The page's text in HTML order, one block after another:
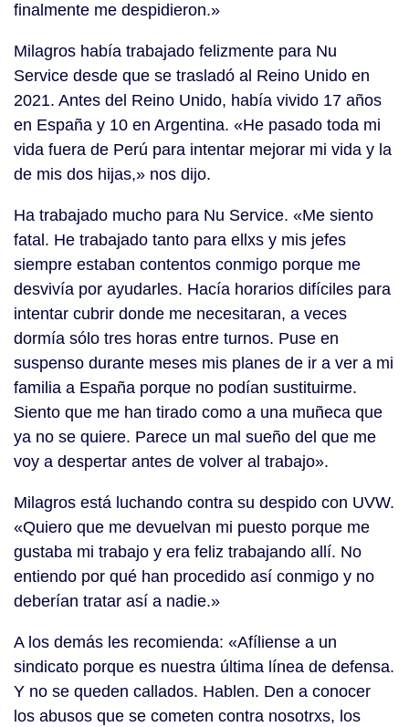
finalmente me despidieron.»
Milagros había trabajado felizmente para Nu
Service desde que se trasladó al Reino Unido en
2021. Antes del Reino Unido, había vivido 17 años
en España y 10 en Argentina. «He pasado toda mi
vida fuera de Perú para intentar mejorar mi vida y la
de mis dos hijas,» nos dijo.
Ha trabajado mucho para Nu Service. «Me siento
fatal. He trabajado tanto para ellxs y mis jefes
siempre estaban contentos conmigo porque me
desvivía por ayudarles. Hacía horarios difíciles para
intentar cubrir donde me necesitaran, a veces
dormía sólo tres horas entre turnos. Puse en
suspenso durante meses mis planes de ir a ver a mi
familia a España porque no podían sustituirme.
Siento que me han tirado como a una muñeca que
ya no se quiere. Parece un mal sueño del que me
voy a despertar antes de volver al trabajo».
Milagros está luchando contra su despido con UVW.
«Quiero que me devuelvan mi puesto porque me
gustaba mi trabajo y era feliz trabajando allí. No
entiendo por qué han procedido así conmigo y no
deberían tratar así a nadie.»
A los demás les recomienda: «Afíliense a un
sindicato porque es nuestra última línea de defensa.
Y no se queden callados. Hablen. Den a conocer
los abusos que se cometen contra nosotrxs, los